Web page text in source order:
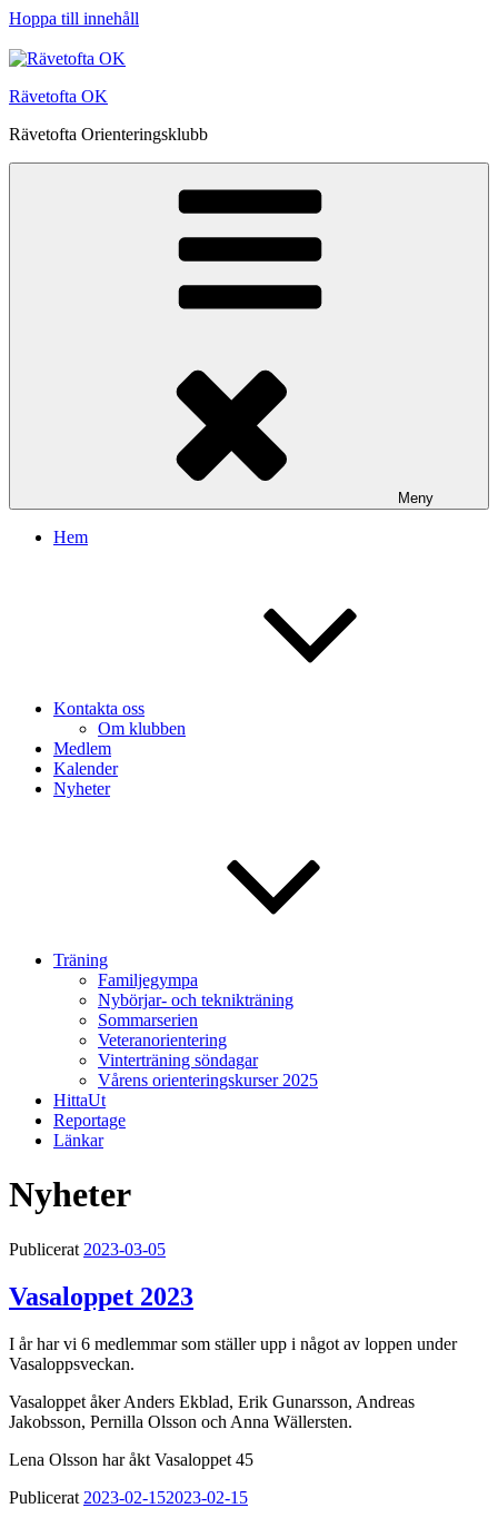
Hoppa till innehåll
Rävetofta OK
Rävetofta Orienteringsklubb
Meny
Hem
Kontakta oss
Om klubben
Medlem
Kalender
Nyheter
Träning
Familjegympa
Nybörjar- och teknikträning
Sommarserien
Veteranorientering
Vinterträning söndagar
Vårens orienteringskurser 2025
HittaUt
Reportage
Länkar
Nyheter
Publicerat 2023-03-05
Vasaloppet 2023
I år har vi 6 medlemmar som ställer upp i något av loppen under
Vasaloppsveckan.
Vasaloppet åker Anders Ekblad, Erik Gunarsson, Andreas
Jakobsson, Pernilla Olsson och Anna Wällersten.
Lena Olsson har åkt Vasaloppet 45
Publicerat 2023-02-152023-02-15